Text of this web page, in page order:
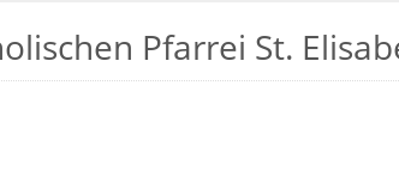
Pfarrei St.